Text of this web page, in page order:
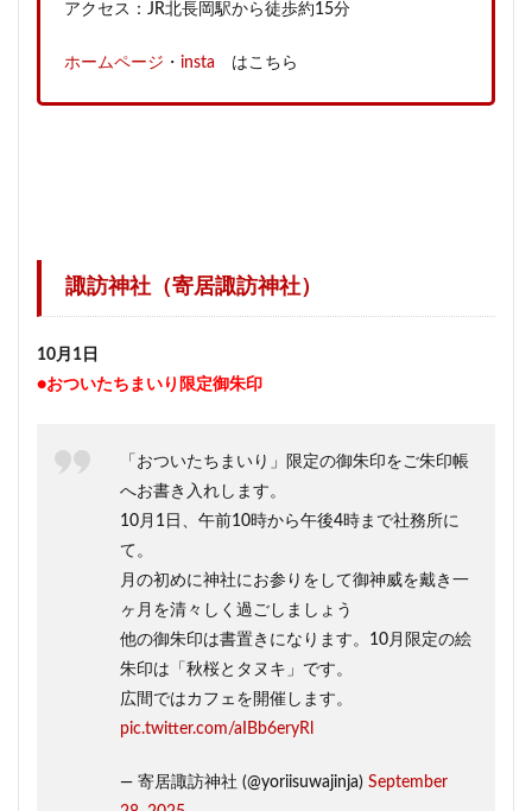
アクセス：JR北長岡駅から徒歩約15分
ホームページ ・ insta はこちら
諏訪神社（寄居諏訪神社）
10月1日
●おついたちまいり限定御朱印
「おついたちまいり」限定の御朱印をご朱印帳
へお書き入れします。
10月1日、午前10時から午後4時まで社務所に
て。
月の初めに神社にお参りをして御神威を戴き一
ヶ月を清々しく過ごしましょう
他の御朱印は書置きになります。10月限定の絵
朱印は「秋桜とタヌキ」です。
広間ではカフェを開催します。
pic.twitter.com/aIBb6eryRl
— 寄居諏訪神社 (@yoriisuwajinja) September